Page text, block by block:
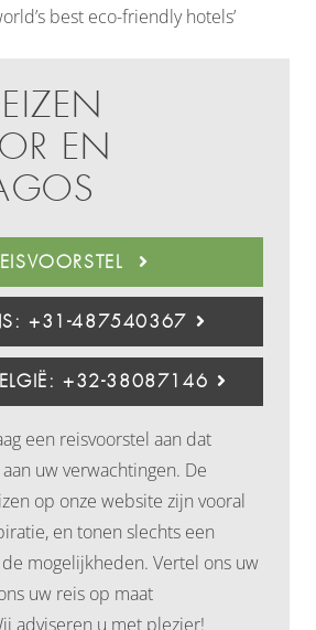
best eco-friendly hotels’
EN
+31-487540367
+32-38087146
een reisvoorstel aan dat
uw verwachtingen. De
op onze website zijn vooral
en tonen slechts een
mogelijkheden. Vertel ons uw
uw reis op maat
adviseren u met plezier!